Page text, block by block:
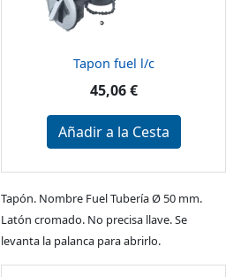
Tapon fuel l/c
45,06 €
Añadir a la Cesta
Tapón. Nombre Fuel Tubería Ø 50 mm.
Latón cromado. No precisa llave. Se
levanta la palanca para abrirlo.